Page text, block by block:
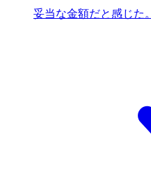
妥当な金額だと感じた。